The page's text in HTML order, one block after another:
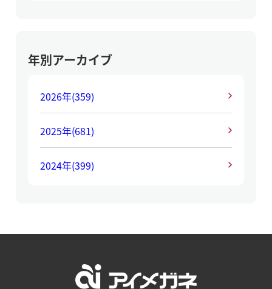
年別アーカイブ
2026年(359)
2025年(681)
2024年(399)